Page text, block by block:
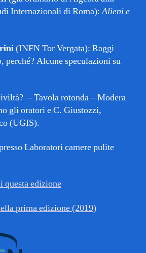
Internazionali di Roma):Alieni e
(INFN Tor Vergata): Raggi
perché? Alcune speculazioni su
– Tavola rotonda – Modera
gli oratori e C. Giustozzi,
(UGIS).
Laboratori camere pulite
questa edizione
prima edizione (2019)